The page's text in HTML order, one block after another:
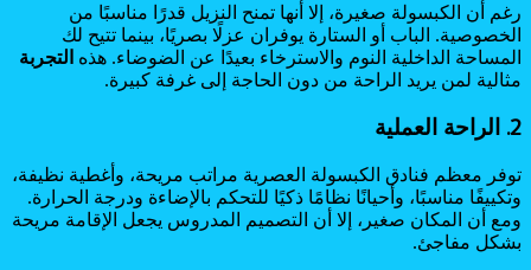
رغم أن الكبسولة صغيرة، إلا أنها تمنح النزيل قدرًا مناسبًا من
الخصوصية. الباب أو الستارة يوفران عزلًا بصريًا، بينما تتيح لك
المساحة الداخلية النوم والاسترخاء بعيدًا عن الضوضاء. هذه التجربة
مثالية لمن يريد الراحة من دون الحاجة إلى غرفة كبيرة.
2. الراحة العملية
توفر معظم فنادق الكبسولة العصرية مراتب مريحة، وأغطية نظيفة،
وتكييفًا مناسبًا، وأحيانًا نظامًا ذكيًا للتحكم بالإضاءة ودرجة الحرارة.
ومع أن المكان صغير، إلا أن التصميم المدروس يجعل الإقامة مريحة
بشكل مفاجئ.